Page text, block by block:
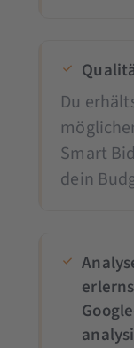
Du
Smart
dein